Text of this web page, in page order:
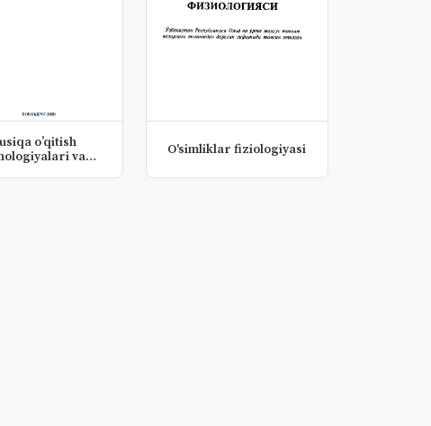
o’qitish
va
O'simliklar fiziologiyasi